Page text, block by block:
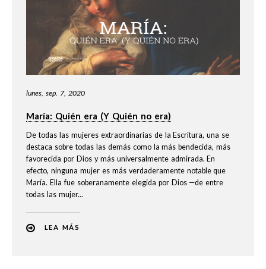
lunes, sep. 7, 2020
María: Quién era (Y Quién no era)
De todas las mujeres extraordinarias de la Escritura, una se
destaca sobre todas las demás como la más bendecida, más
favorecida por Dios y más universalmente admirada. En
efecto, ninguna mujer es más verdaderamente notable que
María. Ella fue soberanamente elegida por Dios —de entre
todas las mujer...
LEA MÁS